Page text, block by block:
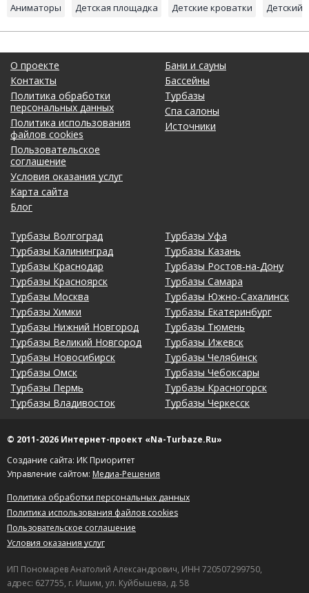
Аниматоры Детская площадка Детские кроватки Детский
О проекте
Контакты
Политика обработки
персональных данных
Политика использования
файлов cookies
Пользовательское
соглашение
Условия оказания услуг
Карта сайта
Блог
Бани и сауны
Бассейны
Турбазы
Спа салоны
Источники
Турбазы Волгоград
Турбазы Калининград
Турбазы Краснодар
Турбазы Красноярск
Турбазы Москва
Турбазы Химки
Турбазы Нижний Новгород
Турбазы Великий Новгород
Турбазы Новосибирск
Турбазы Омск
Турбазы Пермь
Турбазы Владивосток
Турбазы Уфа
Турбазы Казань
Турбазы Ростов-на-Дону
Турбазы Самара
Турбазы Южно-Сахалинск
Турбазы Екатеринбург
Турбазы Тюмень
Турбазы Ижевск
Турбазы Челябинск
Турбазы Чебоксары
Турбазы Красногорск
Турбазы Черкесск
© 2011-2026 Интернет-проект «Na-Turbaze.Ru»
Создание сайта: ИК Приоритет
Управление сайтом: Медиа-Решения
Политика обработки персональных данных
Политика использования файлов cookies
Пользовательское соглашение
Условия оказания услуг
ИП Пономарев Анатолий Александрович, ИНН 720507299750,
адрес: 627755, г. Ишим, ул. Куйбышева, д. 58